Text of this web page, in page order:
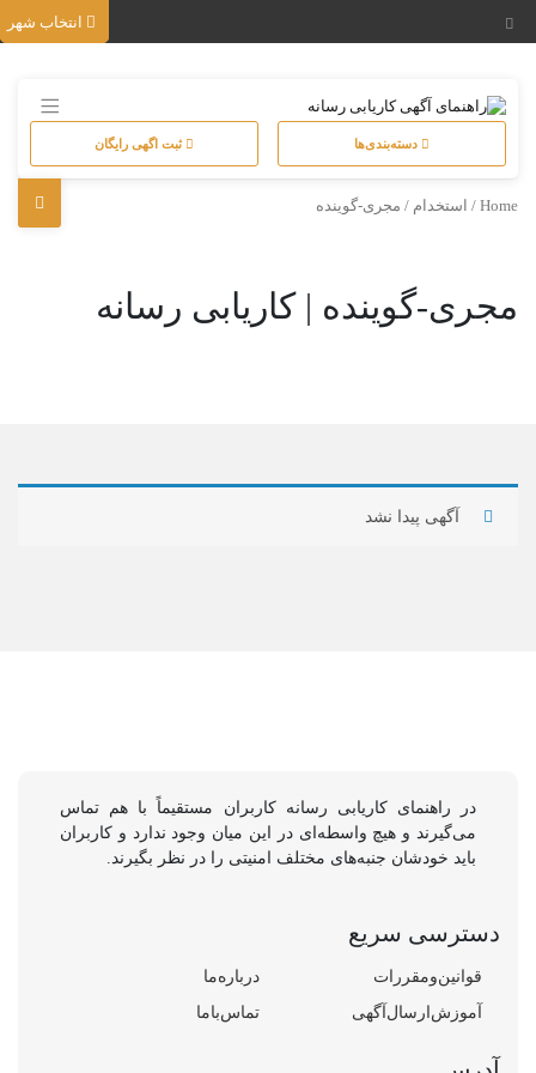
انتخاب شهر
دسته‌بندی‌ها ثبت اگهی رایگان
Home
/ استخدام / مجری-گوینده
مجری-گوینده | کاریابی رسانه
آگهی پیدا نشد
در راهنمای کاریابی رسانه کاربران مستقیماً با هم تماس
می‌گیرند و هیچ واسطه‌ای در این میان وجود ندارد و کاربران
باید خودشان جنبه‌های مختلف امنیتی را در نظر بگیرند.
دسترسی سریع
قوانین‌و‌مقررات
آموزش‌ارسال‌آگهی
درباره‌ما
تماس‌باما